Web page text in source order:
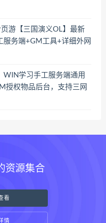
游【三国演义OL】最新
服务端+GM工具+详细外网
WIN学习手工服务端通用
授权物品后台，支持三网
资源集合
看
情